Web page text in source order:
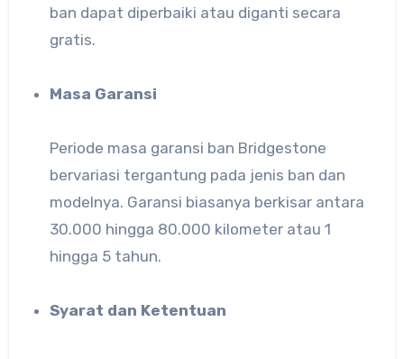
ban dapat diperbaiki atau diganti secara
gratis.
Masa Garansi
Periode masa garansi ban Bridgestone
bervariasi tergantung pada jenis ban dan
modelnya. Garansi biasanya berkisar antara
30.000 hingga 80.000 kilometer atau 1
hingga 5 tahun.
Syarat dan Ketentuan